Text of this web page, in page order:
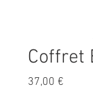
Coffret
37,00 €